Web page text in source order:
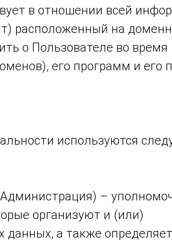
в отношении всей
расположенный на
о Пользователе во время
его программ и его
используются
–
организуют и (или)
данных, а также